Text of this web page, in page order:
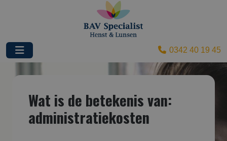
0342 40 19 45
Wat is de betekenis van:
administratiekosten